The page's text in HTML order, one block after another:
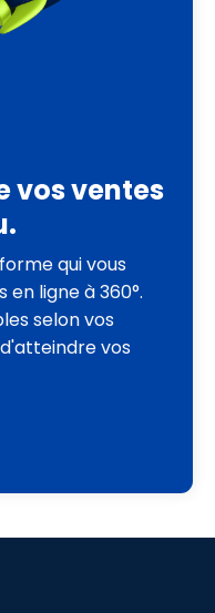
vos ventes
qui vous
ligne à 360°.
selon vos
vos